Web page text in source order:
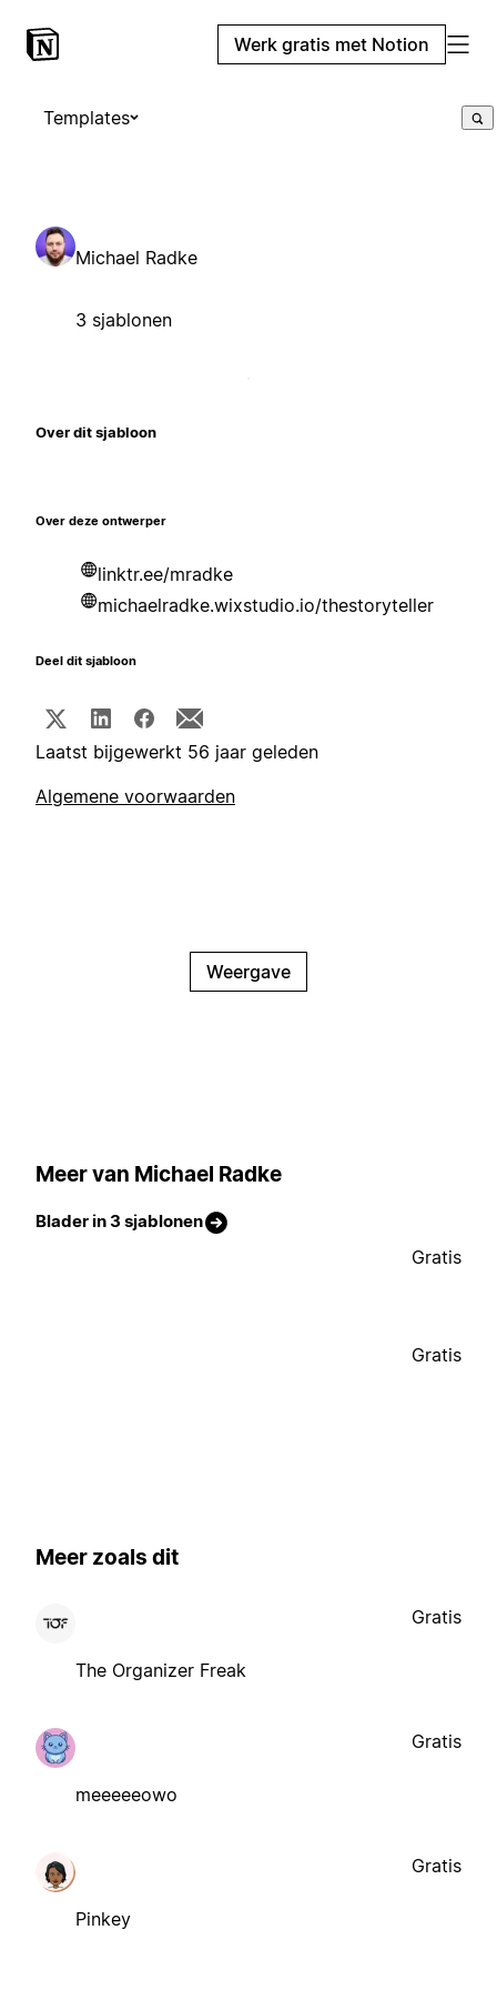
Werk gratis met Notion
Templates
Michael Radke
3 sjablonen
Over dit sjabloon
Over deze ontwerper
linktr.ee/mradke
michaelradke.wixstudio.io/thestoryteller
Deel dit sjabloon
Laatst bijgewerkt 56 jaar geleden
Algemene voorwaarden
Weergave
Meer van Michael Radke
Blader in 3 sjablonen
Gratis
Gratis
Meer zoals dit
The Organizer Freak
Gratis
meeeeeowo
Gratis
Pinkey
Gratis